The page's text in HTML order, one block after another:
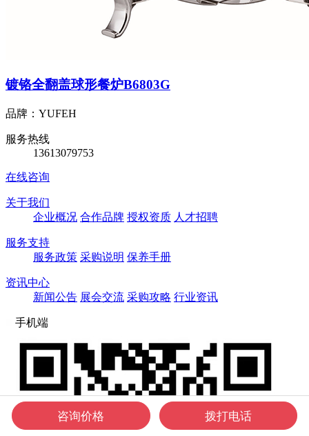
镀铬全翻盖球形餐炉B6803G
品牌：YUFEH
服务热线
13613079753
在线咨询
关于我们
企业概况 合作品牌 授权资质 人才招聘
服务支持
服务政策 采购说明 保养手册
资讯中心
新闻公告 展会交流 采购攻略 行业资讯
手机端
咨询价格 拨打电话